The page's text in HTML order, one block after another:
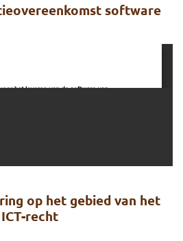
software
op het gebied van het
ICT-recht